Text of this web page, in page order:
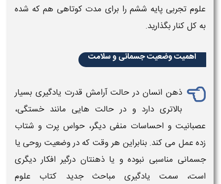
علوم تجربی ​پایه ششم را برای مدت کوتاهی هم که شده
به کل کنار بگذارید.
اهمیت وضعیت جسمانی و سلامت
ذهن انسان در حالت آرامش قدرت یادگیری بسیار
بالاتری دارد و در حالت هایی مانند خستگی،
عصبانیت و احساسات منفی دیگر، حواس پرت و شتاب
زده عمل می کند. بنابراین هر وقت که در وضعیت روحی یا
جسمانی مناسبی نبوده و یا ذهنتان درگیر افکار دیگری
است، سمت یادگیری مباحث جدید کتاب علوم